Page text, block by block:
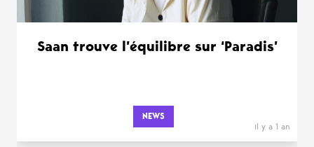
Saan trouve l’équilibre sur ‘Paradis’
NEWS
il y a 1 an